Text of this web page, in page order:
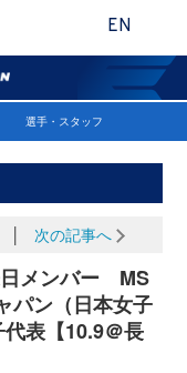
EN
選手・スタッフ
次の記事へ
メンバー MS
パン（日本女子
表【10.9＠長